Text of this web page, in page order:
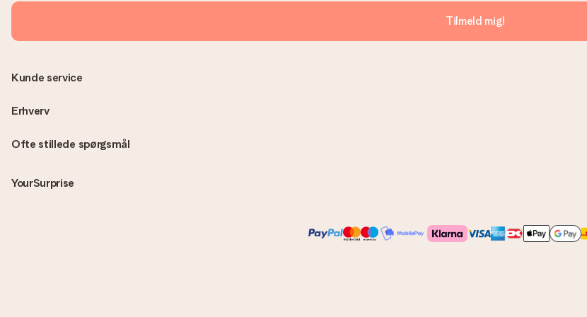
Tilmeld mig!
Ofte stillede spørgsmål
YourSurprise
Kunde service
Erhverv